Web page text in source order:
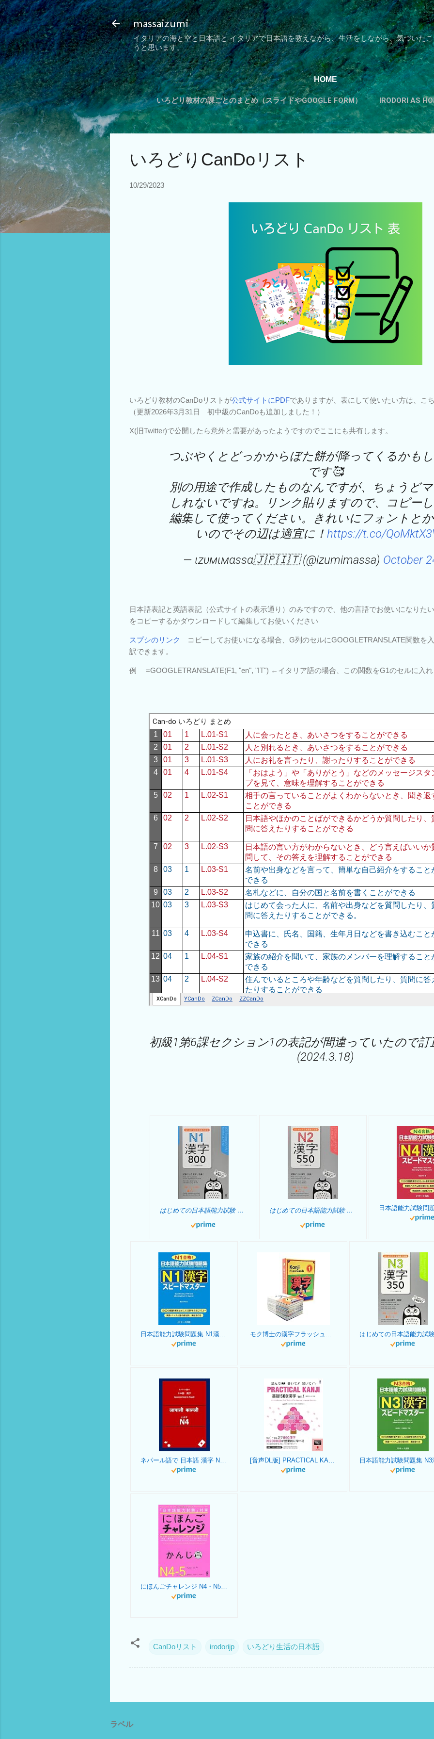
スキップしてメイン コンテンツに移動
massaizumi
イタリアの海と空と日本語と イタリアで日本語を教えながら、生活をしながら、気づいた
うと思います。
HOME
いろどり教材の課ごとのまとめ（スライドやGOOGLE FORM） IRODORI AS
カテゴリーから探す もっと見る… TADOKUのすすめ
いろどりCanDoリスト
10/29/2023
いろどり教材のCanDoリストが公式サイトにPDFでありますが、表にして使いたい方は、こ
（更新2026年3月31日 初中級のCanDoも追加しました！）
X(旧Twitter)で公開したら意外と需要があったようですのでここにも共有します。
つぶやくとどっかからぼた餅が降ってくるかも
です🥰
別の用途で作成したものなんですが、ちょうど
しれないですね。リンク貼りますので、コピー
編集して使ってください。きれいにフォントと
いのでその辺は適宜に！ https://t.co/
— ιzυмιмαѕѕα🇯🇵🇮🇹 (@izumimassa) October
日本語表記と英語表記（公式サイトの表示通り）のみですので、他の言語でお使いになりた
をコピーするかダウンロードして編集してお使いください
スプシのリンク
コピーしてお使いになる場合、G列のセルにGOOGLETRANSLATE関数を
訳できます。
例 =GOOGLETRANSLATE(F1, "en", "IT") ←イタリア語の場合、この関数をG1のセルに入
初級1第6課セクション1の表記が間違っていたので
(2024.3.18)
はじめての日本語能力試験 N1 漢字800 はじめての日本語能力試験 N2 漢字 550
CanDoリスト irodorijp いろどり生活の日本語
ラベル